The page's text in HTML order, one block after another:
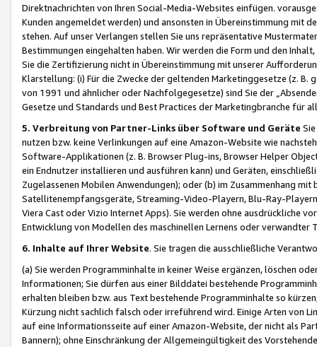
Direktnachrichten von Ihren Social-Media-Websites einfügen.
Kunden angemeldet werden) und ansonsten in Übereinstimmung mit
stehen. Auf unser Verlangen stellen Sie uns repräsentative
Bestimmungen eingehalten haben. Wir werden die Form und den
Sie die Zertifizierung nicht in Übereinstimmung mit unserer
Klarstellung: (i) Für die Zwecke der geltenden Marketinggesetze (z. B.
von 1991 und ähnlicher oder Nachfolgegesetze) sind Sie der
Gesetze und Standards und Best Practices der Marketingbranche für
5. Verbreitung von Partner-Links über Software und Geräte
nutzen bzw. keine Verlinkungen auf eine Amazon-Website wie
Software-Applikationen (z. B. Browser Plug-ins, Browser Helper
ein Endnutzer installieren und ausführen kann) und Geräten,
Zugelassenen Mobilen Anwendungen); oder (b) im Zusammenhang
Satellitenempfangsgeräte, Streaming-Video-Playern, Blu-Ray-
Viera Cast oder Vizio Internet Apps). Sie werden ohne ausdrückliche
Entwicklung von Modellen des maschinellen Lernens oder
6. Inhalte auf Ihrer Website. Sie tragen die ausschließliche
(a) Sie werden Programminhalte in keiner Weise ergänzen, löschen
Informationen; Sie dürfen aus einer Bilddatei bestehende
erhalten bleiben bzw. aus Text bestehende Programminhalte so
Kürzung nicht sachlich falsch oder irreführend wird. Einige Arten von
auf eine Informationsseite auf einer Amazon-Website, der nicht als
Bannern); ohne Einschränkung der Allgemeingültigkeit des